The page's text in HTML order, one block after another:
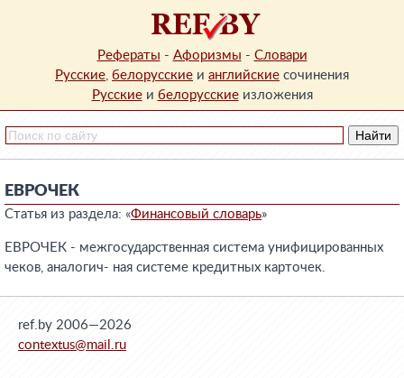
Рефераты - Афоризмы - Словари
Русские, белорусские и английские сочинения
Русскиеи белорусскиеизложения
ЕВРОЧЕК
Статья из раздела: «Финансовый словарь»
ЕВРОЧЕК - межгосударственная система унифицированных
чеков, аналогич- ная системе кредитных карточек.
ref.by 2006—2026
contextus@mail.ru